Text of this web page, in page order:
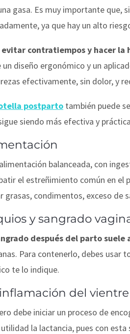
gasa. Es muy importante que,
ya que hay un alto
evitar contratiempos y hacer
un diseño ergonómico y un
efectivamente, sin dolor, y
postparto también puede
siendo más efectiva y
balanceada, con
el estreñimiento común en el
grasas, condimentos, exceso de
y sangrado
después del parto suele
Para contenerlo, debes usar
te lo indique.
del vientre
debe iniciar un proceso de
la lactancia, pues con